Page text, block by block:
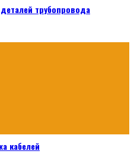
трубопровода
кабелей